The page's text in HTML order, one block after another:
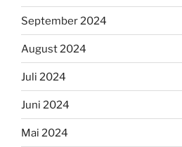
September 2024
August 2024
Juli 2024
Juni 2024
Mai 2024